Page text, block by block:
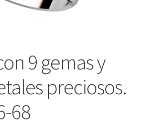
9 gemas y
preciosos.
68